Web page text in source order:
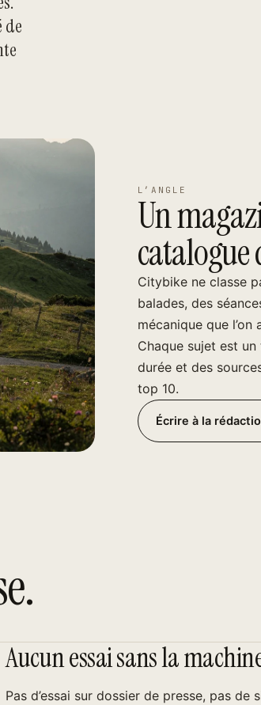
de
L’ANGLE
Un
catalogue
Citybike ne classe
balades, des
mécanique que
Chaque sujet est
durée et des
top 10.
Écrire à la
Aucun essai sans la
Pas d’essai sur dossier de presse, pas